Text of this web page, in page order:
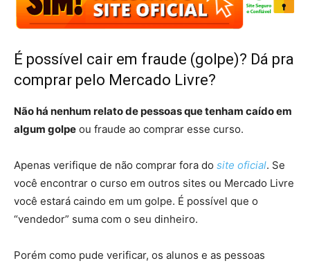
É possível cair em fraude (golpe)? Dá pra
comprar pelo Mercado Livre?
Não há nenhum relato de pessoas que tenham caído em
algum golpe ou fraude ao comprar esse curso.
Apenas verifique de não comprar fora do site oficial. Se
você encontrar o curso em outros sites ou Mercado Livre
você estará caindo em um golpe. É possível que o
“vendedor” suma com o seu dinheiro.
Porém como pude verificar, os alunos e as pessoas